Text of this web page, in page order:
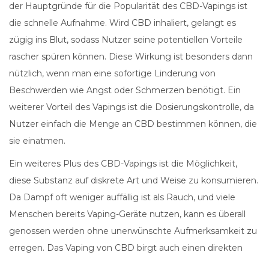
der Hauptgründe für die Popularität des CBD-Vapings ist
die schnelle Aufnahme. Wird CBD inhaliert, gelangt es
zügig ins Blut, sodass Nutzer seine potentiellen Vorteile
rascher spüren können. Diese Wirkung ist besonders dann
nützlich, wenn man eine sofortige Linderung von
Beschwerden wie Angst oder Schmerzen benötigt. Ein
weiterer Vorteil des Vapings ist die Dosierungskontrolle, da
Nutzer einfach die Menge an CBD bestimmen können, die
sie einatmen.
Ein weiteres Plus des CBD-Vapings ist die Möglichkeit,
diese Substanz auf diskrete Art und Weise zu konsumieren.
Da Dampf oft weniger auffällig ist als Rauch, und viele
Menschen bereits Vaping-Geräte nutzen, kann es überall
genossen werden ohne unerwünschte Aufmerksamkeit zu
erregen. Das Vaping von CBD birgt auch einen direkten